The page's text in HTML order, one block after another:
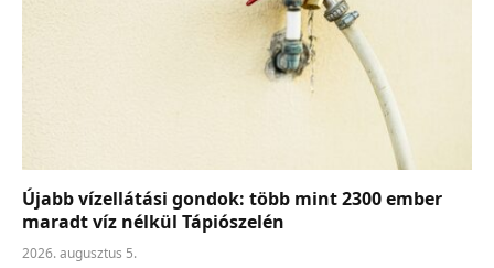
Újabb vízellátási gondok: több mint 2300 ember
maradt víz nélkül Tápiószelén
2026. augusztus 5.